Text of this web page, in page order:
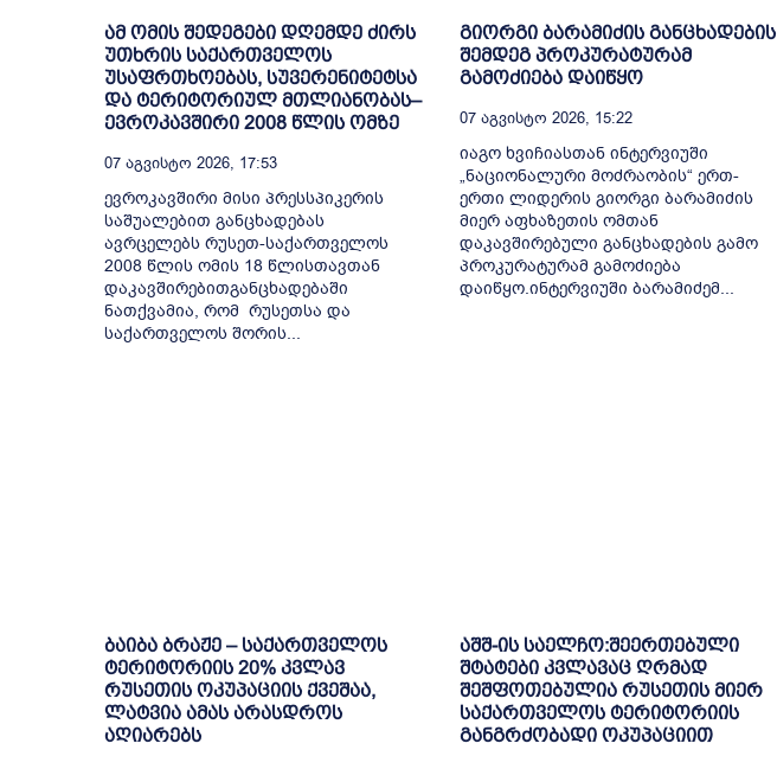
ამ ომის შედეგები დღემდე ძირს
უთხრის საქართველოს
უსაფრთხოებას, სუვერენიტეტსა
და ტერიტორიულ მთლიანობას–
ევროკავშირი 2008 წლის ომზე
07 Აგვისტო 2026, 17:53
ევროკავშირი მისი პრესსპიკერის
საშუალებით განცხადებას
ავრცელებს რუსეთ-საქართველოს
2008 წლის ომის 18 წლისთავთან
დაკავშირებითგანცხადებაში
ნათქვამია, რომ რუსეთსა და
საქართველოს შორის...
გიორგი ბარამიძის განცხადების
შემდეგ პროკურატურამ
გამოძიება დაიწყო
07 Აგვისტო 2026, 15:22
იაგო ხვიჩიასთან ინტერვიუში
„ნაციონალური მოძრაობის“ ერთ-
ერთი ლიდერის გიორგი ბარამიძის
მიერ აფხაზეთის ომთან
დაკავშირებული განცხადების გამო
პროკურატურამ გამოძიება
დაიწყო.ინტერვიუში ბარამიძემ...
ბაიბა ბრაჟე – საქართველოს
ტერიტორიის 20% კვლავ
რუსეთის ოკუპაციის ქვეშაა,
ლატვია ამას არასდროს
აღიარებს
აშშ-ის საელჩო:შეერთებული
შტატები კვლავაც ღრმად
შეშფოთებულია რუსეთის მიერ
საქართველოს ტერიტორიის
განგრძობადი ოკუპაციით